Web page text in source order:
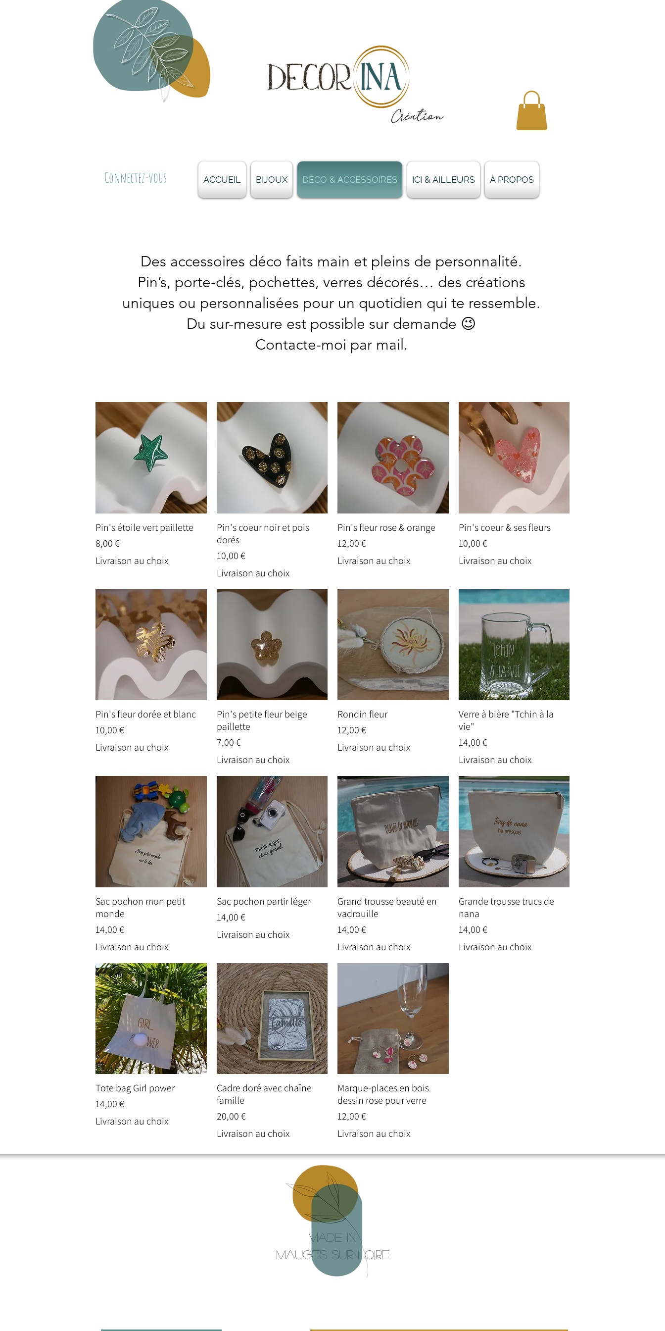
Connectez-vous ACCUEIL BIJOUX DECO & ACCESSOIRES ICI & AILLEURS À PROPOS
Des accessoires déco faits main et pleins de personnalité.
Pin’s, porte-clés, pochettes, verres décorés… des créations
uniques ou personnalisées pour un quotidien qui te ressemble.
Du sur-mesure est possible sur demande 😉
Contacte-moi par mail.
Aperçu rapide
Pin's étoile vert paillette
Prix
8,00 €
Livraison au choix
Aperçu rapide
Pin's coeur noir et pois
dorés
Prix
10,00 €
Livraison au choix
Aperçu rapide
Pin's fleur rose & orange
Prix
12,00 €
Livraison au choix
Aperçu rapide
Pin's coeur & ses fleurs
Prix
10,00 €
Livraison au choix
Aperçu rapide
Pin's fleur dorée et blanc
Prix
10,00 €
Livraison au choix
Aperçu rapide
Pin's petite fleur beige
paillette
Prix
7,00 €
Livraison au choix
Aperçu rapide
Rondin fleur
Prix
12,00 €
Livraison au choix
Aperçu rapide
Verre à bière "Tchin à la
vie"
Prix
14,00 €
Livraison au choix
Aperçu rapide
Sac pochon mon petit
monde
Prix
14,00 €
Livraison au choix
Aperçu rapide
Sac pochon partir léger
Prix
14,00 €
Livraison au choix
Aperçu rapide
Grand trousse beauté en
vadrouille
Prix
14,00 €
Livraison au choix
Aperçu rapide
Grande trousse trucs de
nana
Prix
14,00 €
Livraison au choix
Aperçu rapide
Tote bag Girl power
Prix
14,00 €
Livraison au choix
Aperçu rapide
Cadre doré avec chaîne
famille
Prix
20,00 €
Livraison au choix
Aperçu rapide
Marque-places en bois
dessin rose pour verre
Prix
12,00 €
Livraison au choix
Made in
mauges sur loire